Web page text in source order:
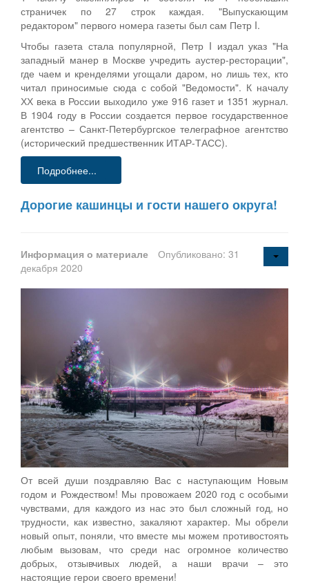
страничек по 27 строк каждая. "Выпускающим
редактором" первого номера газеты был сам Петр I.
Чтобы газета стала популярной, Петр I издал указ "На
западный манер в Москве учредить аустер-ресторации",
где чаем и кренделями угощали даром, но лишь тех, кто
читал приносимые сюда с собой "Ведомости". К началу
ХХ века в России выходило уже 916 газет и 1351 журнал.
В 1904 году в России создается первое государственное
агентство – Санкт-Петербургское телеграфное агентство
(исторический предшественник ИТАР-ТАСС).
Подробнее...
Дорогие кашинцы и гости нашего округа!
Информация о материале
Опубликовано: 31
декабря 2020
От всей души поздравляю Вас с наступающим Новым
годом и Рождеством! Мы провожаем 2020 год с особыми
чувствами, для каждого из нас это был сложный год, но
трудности, как известно, закаляют характер. Мы обрели
новый опыт, поняли, что вместе мы можем противостоять
любым вызовам, что среди нас огромное количество
добрых, отзывчивых людей, а наши врачи – это
настоящие герои своего времени!